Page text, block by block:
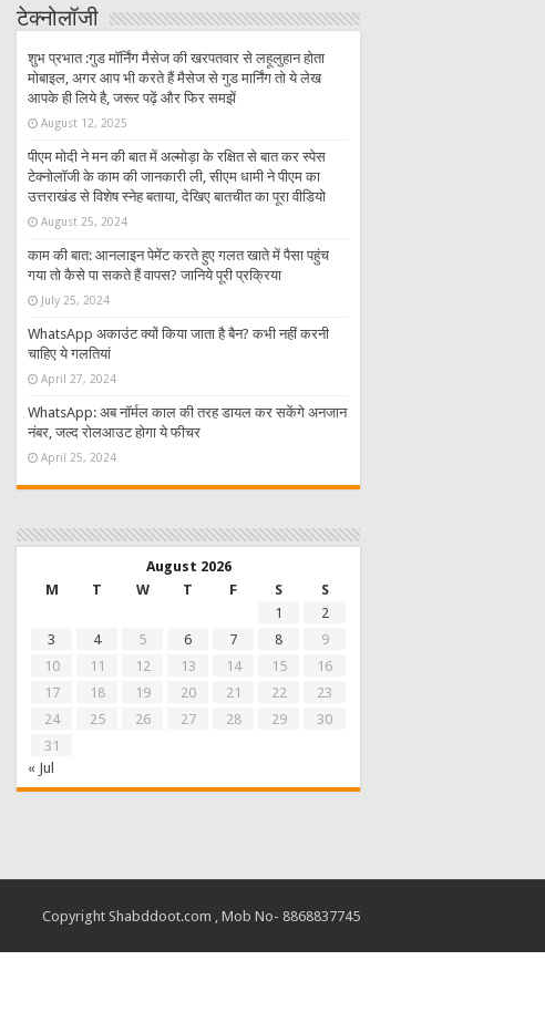
टेक्नोलॉजी
शुभ प्रभात :गुड मॉर्निंग मैसेज की खरपतवार से लहूलुहान होता
मोबाइल, अगर आप भी करते हैं मैसेज से गुड मार्निंग तो ये लेख
आपके ही लिये है, जरूर पढ़ें और फिर समझें
August 12, 2025
पीएम मोदी ने मन की बात में अल्मोड़ा के रक्षित से बात कर स्पेस
टेक्नोलॉजी के काम की जानकारी ली, सीएम धामी ने पीएम का
उत्तराखंड से विशेष स्नेह बताया, देखिए बातचीत का पूरा वीडियो
August 25, 2024
काम की बात: आनलाइन पेमेंट करते हुए गलत खाते में पैसा पहुंच
गया तो कैसे पा सकते हैं वापस? जानिये पूरी प्रक्रिया
July 25, 2024
WhatsApp अकाउंट क्यों किया जाता है बैन? कभी नहीं करनी
चाहिए ये गलतियां
April 27, 2024
WhatsApp: अब नॉर्मल काल की तरह डायल कर सकेंगे अनजान
नंबर, जल्द रोलआउट होगा ये फीचर
April 25, 2024
August 2026
M
T W T F S
S
1
2
3
4 5 6 7 8
9
10
11 12 13 14 15
16
17
18 19 20 21 22
23
24
25 26 27 28 29
30
31
« Jul
Copyright Shabddoot.com , Mob No- 8868837745